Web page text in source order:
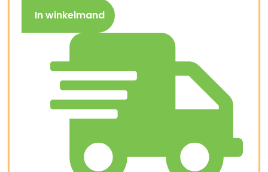
In winkelmand